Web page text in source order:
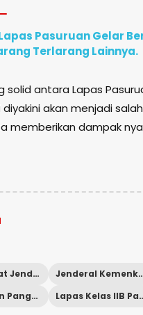
Pasuruan Gelar
Terlarang Lainnya.
antara Lapas
akan menjadi
memberikan dampak
Inspektorat Jenderal Kemenkumham RI
Jenderal
Ketahanan Pangan Lapas